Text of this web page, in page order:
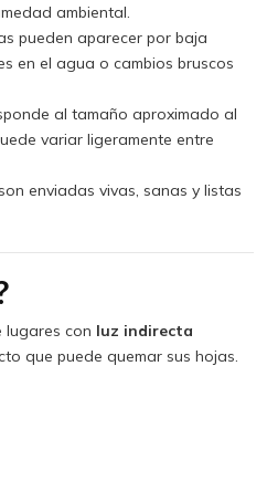
ambiental.
pueden aparecer por baja
en el agua o cambios bruscos
al tamaño aproximado al
variar ligeramente entre
enviadas vivas, sanas y listas
con luz indirecta
que puede quemar sus hojas.